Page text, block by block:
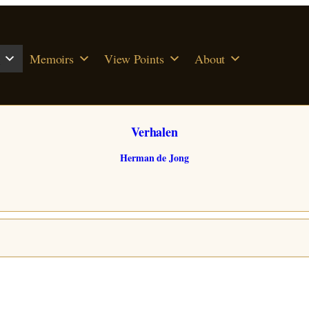
Memoirs View Points About
Verhalen
Herman de Jong